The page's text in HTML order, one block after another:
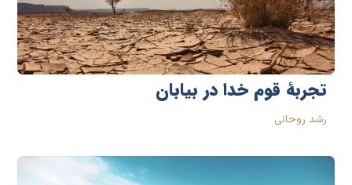
تجربۀ قوم خدا در بیابان
رشد روحانی